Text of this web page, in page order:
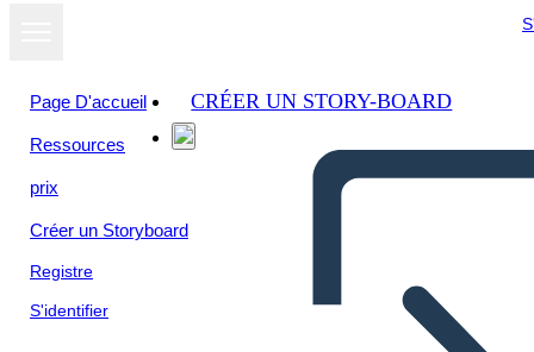
Page D'accueil
Ressources
prix
Créer un Storyboard
Registre
S'identifier
CRÉER UN STORY-BOARD